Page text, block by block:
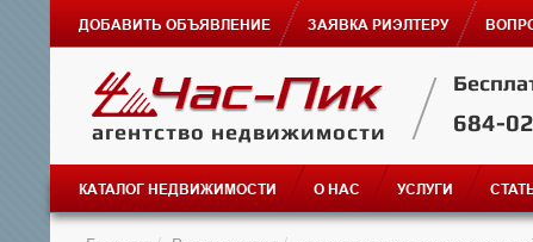
ДОБАВИТЬ ОБЪЯВЛЕНИЕ ЗАЯВКА РИЭЛТЕРУ
агентство недвижимости 684-
КАТАЛОГ НЕДВИЖИМОСТИ О НАС УСЛУГИ